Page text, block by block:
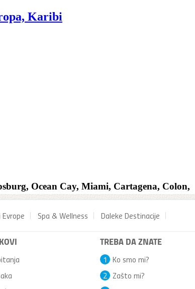
Evrope Spa & Wellness Daleke Destinacije
TREBA DA ZNATE
Ko smo mi?
1
Zašto mi?
2